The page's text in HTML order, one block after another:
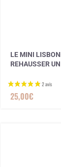
LE MINI
REHAUSSER
25,00€